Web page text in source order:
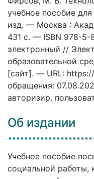
учебное пособие
изд. — Москва :
431 c. — ISBN 978-
электронный //
образовательной
[сайт]. — URL:
обращения:
авторизир.
Об издании
Учебное пособие
социальной